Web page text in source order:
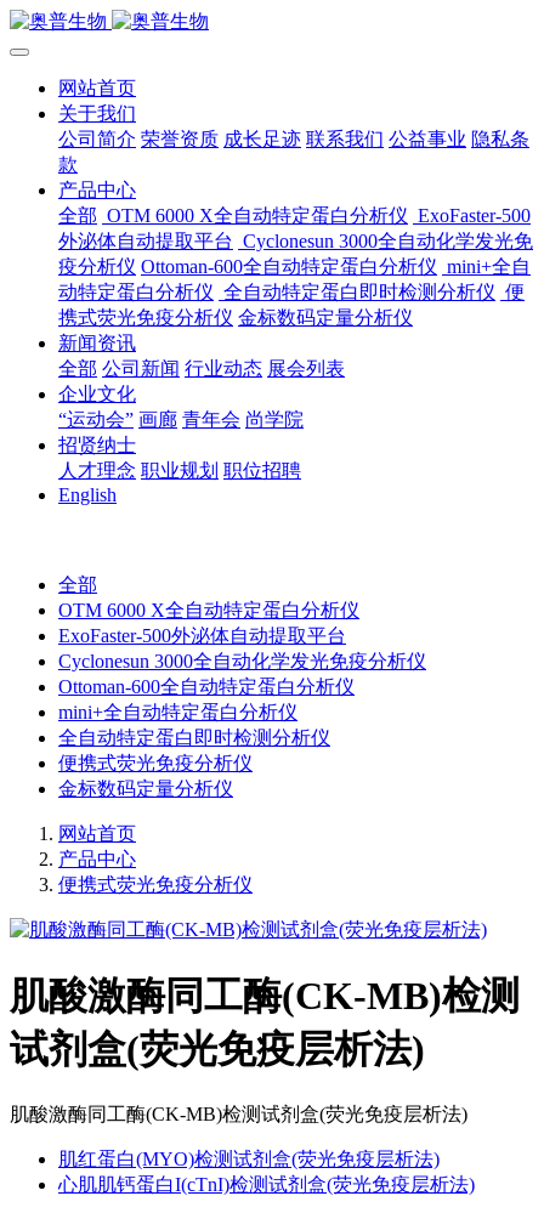
网站首页
关于我们
公司简介 荣誉资质 成长足迹 联系我们 公益事业 隐私条
款
产品中心
全部 OTM 6000 X全自动特定蛋白分析仪 ExoFaster-500
外泌体自动提取平台 Cyclonesun 3000全自动化学发光免
疫分析仪 Ottoman-600全自动特定蛋白分析仪 mini+全自
动特定蛋白分析仪 全自动特定蛋白即时检测分析仪 便
携式荧光免疫分析仪 金标数码定量分析仪
新闻资讯
全部 公司新闻 行业动态 展会列表
企业文化
“运动会” 画廊 青年会 尚学院
招贤纳士
人才理念 职业规划 职位招聘
English
全部
OTM 6000 X全自动特定蛋白分析仪
ExoFaster-500外泌体自动提取平台
Cyclonesun 3000全自动化学发光免疫分析仪
Ottoman-600全自动特定蛋白分析仪
mini+全自动特定蛋白分析仪
全自动特定蛋白即时检测分析仪
便携式荧光免疫分析仪
金标数码定量分析仪
网站首页
产品中心
便携式荧光免疫分析仪
肌酸激酶同工酶(CK-MB)检测
试剂盒(荧光免疫层析法)
肌酸激酶同工酶(CK-MB)检测试剂盒(荧光免疫层析法)
肌红蛋白(MYO)检测试剂盒(荧光免疫层析法)
心肌肌钙蛋白I(cTnI)检测试剂盒(荧光免疫层析法)